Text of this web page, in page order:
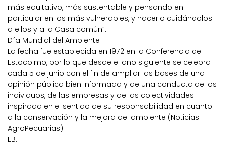
más equitativo, más sustentable y pensando en
particular en los más vulnerables, y hacerlo cuidándolos
a ellos y a la Casa común”.
Día Mundial del Ambiente
La fecha fue establecida en 1972 en la Conferencia de
Estocolmo, por lo que desde el año siguiente se celebra
cada 5 de junio con el fin de ampliar las bases de una
opinión pública bien informada y de una conducta de los
individuos, de las empresas y de las colectividades
inspirada en el sentido de su responsabilidad en cuanto
a la conservación y la mejora del ambiente (Noticias
AgroPecuarias)
EB.